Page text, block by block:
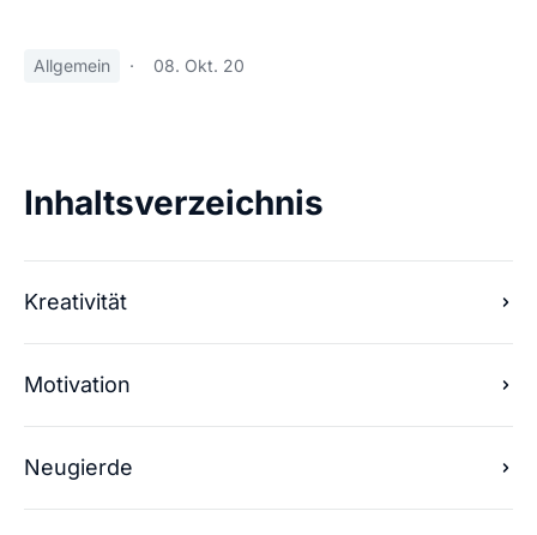
Allgemein · 08. Okt. 20
Inhaltsverzeichnis
Kreativität
Motivation
Neugierde